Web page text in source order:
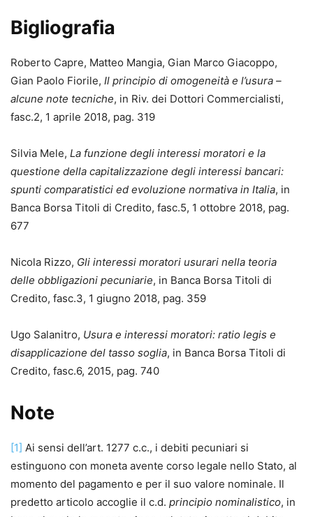
Bigliografia
Roberto Capre, Matteo Mangia, Gian Marco Giacoppo,
Gian Paolo Fiorile, Il principio di omogeneità e l’usura –
alcune note tecniche, in Riv. dei Dottori Commercialisti,
fasc.2, 1 aprile 2018, pag. 319
Silvia Mele, La funzione degli interessi moratori e la
questione della capitalizzazione degli interessi bancari:
spunti comparatistici ed evoluzione normativa in Italia, in
Banca Borsa Titoli di Credito, fasc.5, 1 ottobre 2018, pag.
677
Nicola Rizzo, Gli interessi moratori usurari nella teoria
delle obbligazioni pecuniarie, in Banca Borsa Titoli di
Credito, fasc.3, 1 giugno 2018, pag. 359
Ugo Salanitro, Usura e interessi moratori: ratio legis e
disapplicazione del tasso soglia, in Banca Borsa Titoli di
Credito, fasc.6, 2015, pag. 740
Note
[1] Ai sensi dell’art. 1277 c.c., i debiti pecuniari si
estinguono con moneta avente corso legale nello Stato, al
momento del pagamento e per il suo valore nominale. Il
predetto articolo accoglie il c.d. principio nominalistico, in